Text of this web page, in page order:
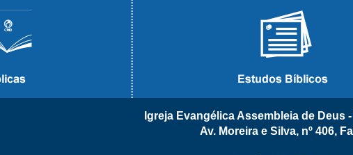
Igreja Evangélica Assembleia de Deus
Av. Moreira e Silva, nº 406,